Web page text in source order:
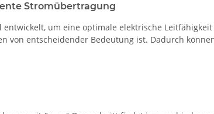
Stromübertragung
um eine optimale elektrische
von entscheidender Bedeutung ist. Dadurch